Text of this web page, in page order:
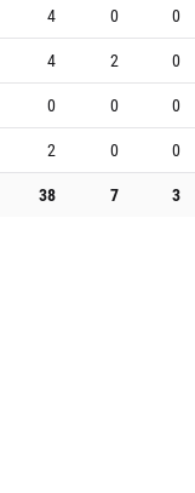
4 0 0
4 2 0
0 0 0
2 0 0
38 7 3